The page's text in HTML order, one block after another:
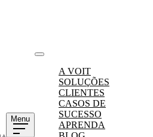
Menu
A VOIT
SOLUÇÕES
CLIENTES
CASOS DE
SUCESSO
APRENDA